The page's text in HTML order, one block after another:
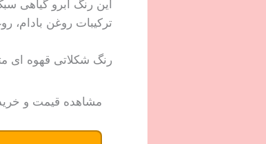
این رنگ ابرو گیاهی
ترکیبات روغن بادام،
رنگ شکلاتی قهوه ای
مشاهده قیمت و